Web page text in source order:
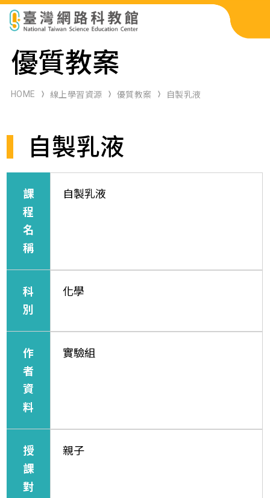
科展作品檢索
科學研習月刊
優質教案
HOME 線上學習資源 優質教案 自製乳液
自製乳液
課
程
名
稱
自製乳液
科
別
化學
作
者
資
料
實驗組
授
課
對
親子